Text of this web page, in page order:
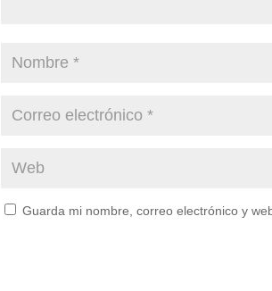
Guarda mi nombre, correo electrónico y